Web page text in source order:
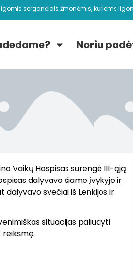
sergančiais žmonėmis, kuriems
Noriu
Vaikų Hospisas surengė III-ąją
dalyvavo šiame įvykyje ir
svečiai iš Lenkijos ir
situacijas paliudyti